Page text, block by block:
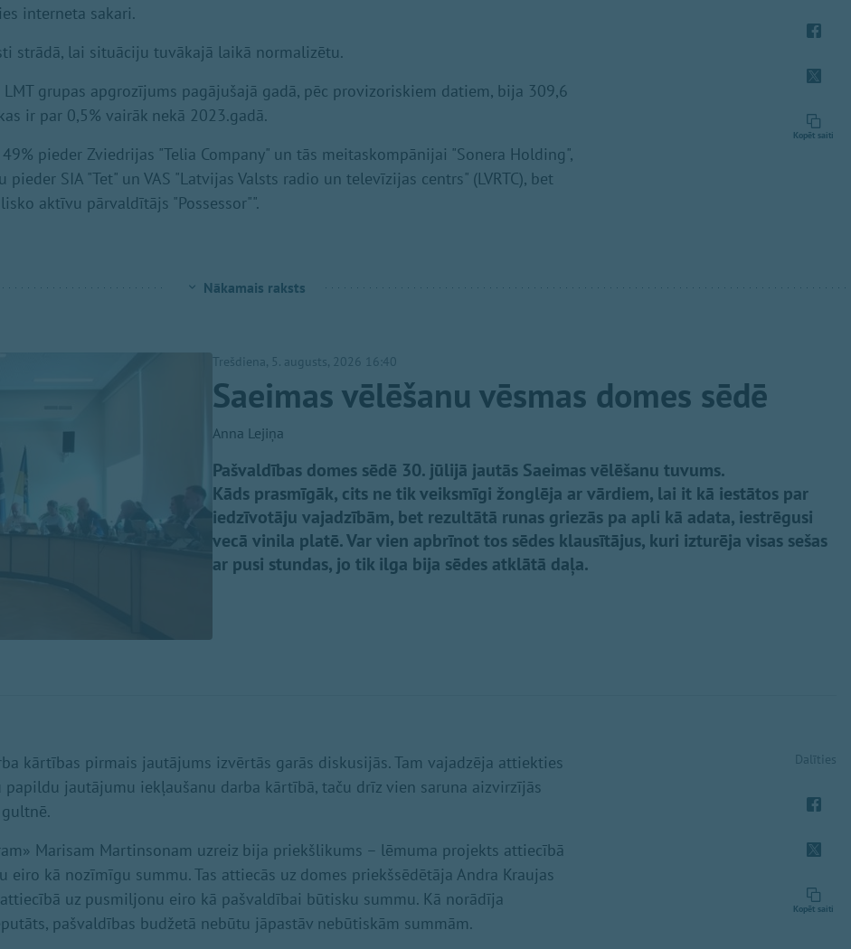
interneta sakari.
strādā, lai situāciju tuvākajā laikā normalizētu.
LMT grupas apgrozījums pagājušajā gadā, pēc provizoriskiem datiem, bija 309,6
ir par 0,5% vairāk nekā 2023.gadā.
pieder Zviedrijas "Telia Company" un tās meitaskompānijai "Sonera Holding",
pieder SIA "Tet" un VAS "Latvijas Valsts radio un televīzijas centrs" (LVRTC), bet
aktīvu pārvaldītājs "Possessor"".
Kopēt saiti
Nākamais raksts
Trešdiena, 5. augusts, 2026 16:40
Saeimas vēlēšanu vēsmas domes sēdē
Anna Lejiņa
Pašvaldības domes sēdē 30. jūlijā jautās Saeimas vēlēšanu tuvums.
Kāds prasmīgāk, cits ne tik veiksmīgi žonglēja ar vārdiem, lai it kā iestātos par
iedzīvotāju vajadzībām, bet rezultātā runas griezās pa apli kā adata, iestrēgusi
vecā vinila platē. Var vien apbrīnot tos sēdes klausītājus, kuri izturēja visas sešas
ar pusi stundas, jo tik ilga bija sēdes atklātā daļa.
kārtības pirmais jautājums izvērtās garās diskusijās. Tam vajadzēja attiekties
papildu jautājumu iekļaušanu darba kārtībā, taču drīz vien saruna aizvirzījās
Marisam Martinsonam uzreiz bija priekšlikums – lēmuma projekts attiecībā
eiro kā nozīmīgu summu. Tas attiecās uz domes priekšsēdētāja Andra Kraujas
uz pusmiljonu eiro kā pašvaldībai būtisku summu. Kā norādīja
pašvaldības budžetā nebūtu jāpastāv nebūtiskām summām.
Dalīties
Kopēt saiti